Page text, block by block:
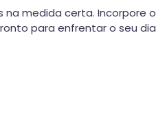
medida certa. Incorpore
para enfrentar o seu